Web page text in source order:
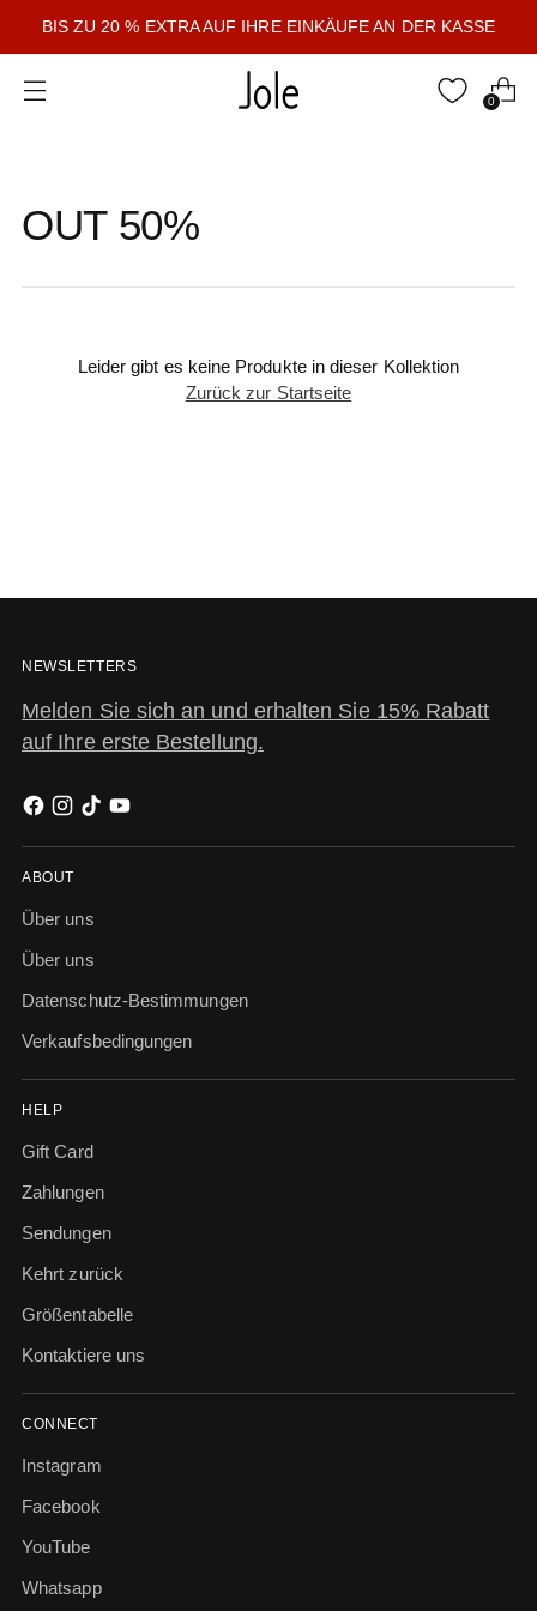
BIS ZU 20 % EXTRA AUF IHRE EINKÄUFE AN DER KASSE
0
OUT 50%
Leider gibt es keine Produkte in dieser Kollektion
Zurück zur Startseite
NEWSLETTERS
Melden Sie sich an und erhalten Sie 15% Rabatt
auf Ihre erste Bestellung.
ABOUT
Über uns
Über uns
Datenschutz-Bestimmungen
Verkaufsbedingungen
HELP
Gift Card
Zahlungen
Sendungen
Kehrt zurück
Größentabelle
Kontaktiere uns
CONNECT
Instagram
Facebook
YouTube
Whatsapp